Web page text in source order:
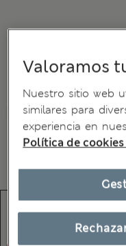
Valoramos
Nuestro sitio web
similares para
experiencia en
Política de